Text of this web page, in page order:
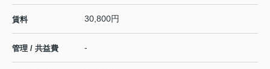
賃料 30,800円
管理 / 共益費 -